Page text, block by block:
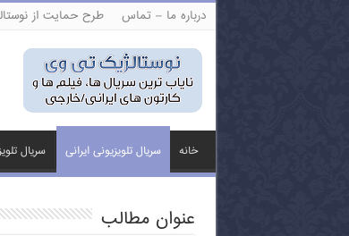
درباره ما – تماس طرح حمایت از
خانه سریال تلویزیونی ایرانی سریال
عنوان مطالب